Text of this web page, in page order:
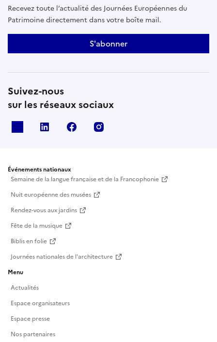
Recevez toute l’actualité des Journées Européennes du
Patrimoine directement dans votre boîte mail.
S'abonner
Suivez-nous
sur les réseaux sociaux
Linkedin Facebook
Événements nationaux
Semaine de la langue française et de la Francophonie
Nuit européenne des musées
Rendez-vous aux jardins
Fête de la musique
Biblis en folie
Journées nationales de l'architecture
Menu
Actualités
Espace organisateurs
Espace presse
Nos partenaires